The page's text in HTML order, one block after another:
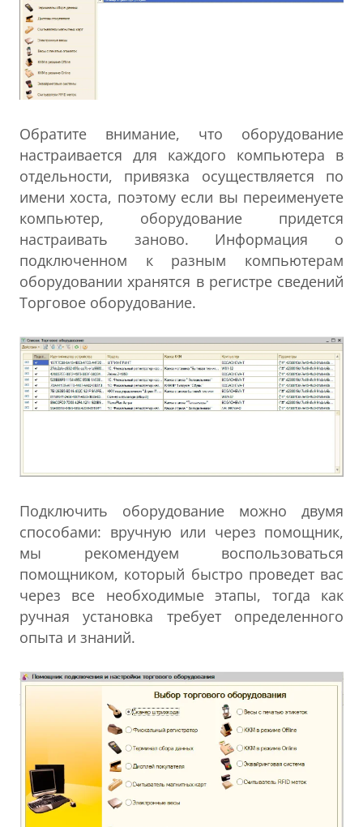
Обратите внимание, что оборудование
настраивается для каждого компьютера в
отдельности, привязка осуществляется по
имени хоста, поэтому если вы переименуете
компьютер, оборудование придется
настраивать заново. Информация о
подключенном к разным компьютерам
оборудовании хранятся в регистре сведений
Торговое оборудование.
Подключить оборудование можно двумя
способами: вручную или через помощник,
мы рекомендуем воспользоваться
помощником, который быстро проведет вас
через все необходимые этапы, тогда как
ручная установка требует определенного
опыта и знаний.